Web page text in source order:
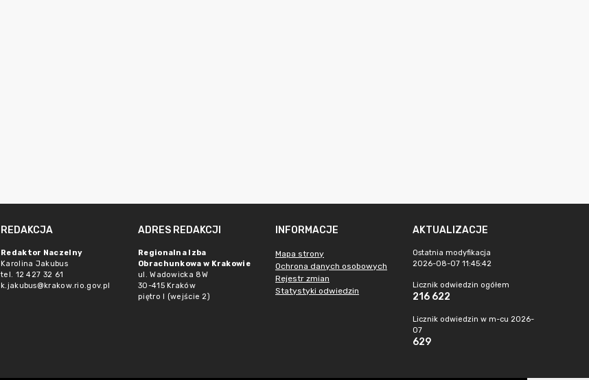
REDAKCJA
Redaktor Naczelny
Karolina Jakubus
tel. 12 427 32 61
k.jakubus@krakow.rio.gov.pl
ADRES REDAKCJI
Regionalna Izba
Obrachunkowa w Krakowie
ul. Wadowicka 8W
30-415 Kraków
piętro I (wejście 2)
INFORMACJE
Mapa strony
Ochrona danych osobowych
Rejestr zmian
Statystyki odwiedzin
AKTUALIZACJE
Ostatnia modyfikacja
2026-08-07 11:45:42
Licznik odwiedzin ogółem
216 622
Licznik odwiedzin w m-cu 2026-
07
629